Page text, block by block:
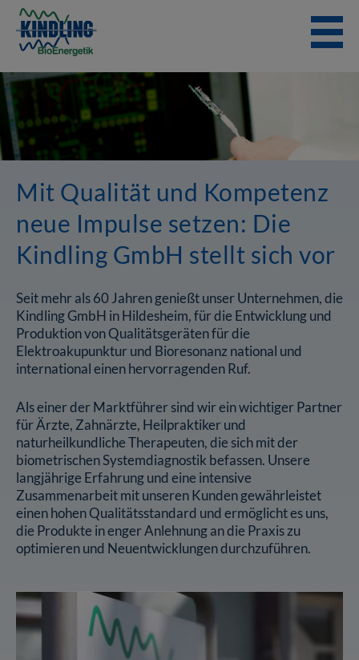
Skip
content
Mit Qualität und Kompetenz
neue Impulse setzen: Die
Kindling GmbH stellt sich vor
Seit mehr als 60 Jahren genießt unser Unternehmen, die
Kindling GmbH in Hildesheim, für die Entwicklung und
Produktion von Qualitätsgeräten für die
Elektroakupunktur und Bioresonanz national und
international einen hervorragenden Ruf.
Als einer der Marktführer sind wir ein wichtiger Partner
für Ärzte, Zahnärzte, Heilpraktiker und
naturheilkundliche Therapeuten, die sich mit der
biometrischen Systemdiagnostik befassen. Unsere
langjährige Erfahrung und eine intensive
Zusammenarbeit mit unseren Kunden gewährleistet
einen hohen Qualitätsstandard und ermöglicht es uns,
die Produkte in enger Anlehnung an die Praxis zu
optimieren und Neuentwicklungen durchzuführen.